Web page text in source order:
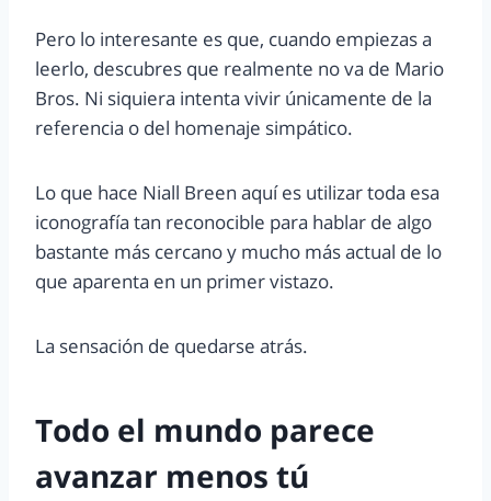
Pero lo interesante es que, cuando empiezas a
leerlo, descubres que realmente no va de Mario
Bros. Ni siquiera intenta vivir únicamente de la
referencia o del homenaje simpático.
Lo que hace Niall Breen aquí es utilizar toda esa
iconografía tan reconocible para hablar de algo
bastante más cercano y mucho más actual de lo
que aparenta en un primer vistazo.
La sensación de quedarse atrás.
Todo el mundo parece
avanzar menos tú